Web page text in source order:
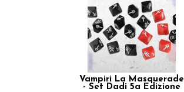
Vampiri La Masquerade
- Set Dadi 5a Edizione